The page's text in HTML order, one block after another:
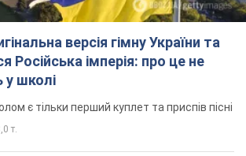
версія гімну України та
Російська імперія: про це не
у школі
є тільки перший куплет та приспів пісні
т.